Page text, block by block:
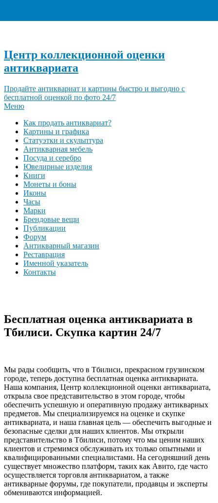
Центр коллекционной оценки
антиквариата
Продайте антиквариат и картины быстро и выгодно с
бесплатной оценкой по фото 24/7
Меню
Как продать антиквариат?
Картины и графика
Статуэтки и скульптура
Антикварная мебель
Посуда и серебро
Ювелирные изделия
Книги
Монеты и боны
Иконы
Часы
Марки
Брендовые вещи
Публикации
Форум
Антикварный магазин
Реставрация
Именной указатель
Контакты
Бесплатная оценка антиквариата в
Тбилиси. Скупка картин 24/7
Мы рады сообщить, что в Тбилиси, прекрасном грузинском
городе, теперь доступна бесплатная оценка антиквариата.
Наша компания, Центр коллекционной оценки антиквариата,
открыла свое представительство в этом городе, чтобы
обеспечить успешную и оперативную продажу антикварных
предметов. Мы специализируемся на оценке и скупке
антиквариата, и наша главная цель — обеспечить выгодные и
безопасные сделки для наших клиентов. Мы открыли
представительство в Тбилиси, потому что мы ценим наших
клиентов и стремимся обслуживать их только опытными и
квалифицированными специалистами. На сегодняшний день
существует множество платформ, таких как Авито, где часто
осуществляется торговля антиквариатом, а также
антикварные форумы, где покупатели, продавцы и эксперты
обмениваются информацией.